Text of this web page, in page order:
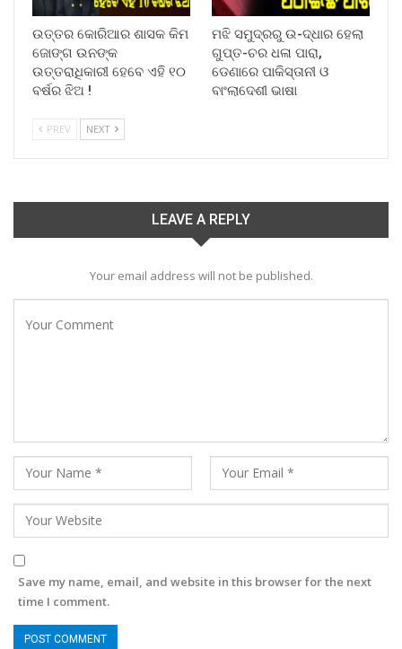
ଉତ୍ତର କୋରିଆର ଶାସକ କିମ
ଜୋଙ୍ଗ ଉନଙ୍କ
ଉତ୍ତରାଧିକାରୀ ହେବେ ଏହି ୧୦
ବର୍ଷର ଝିଅ !
ମଝି ସମୁଦ୍ରରୁ ଉ-ଦ୍ଧାର ହେଲା
ଗୁପ୍ତ-ଚର ଧଳା ପାରା,
ଡେଣାରେ ପାକିସ୍ତାନୀ ଓ
ବାଂଲାଦେଶୀ ଭାଷା
PREV NEXT
LEAVE A REPLY
Your email address will not be published.
Save my name, email, and website in this browser for the next
time I comment.